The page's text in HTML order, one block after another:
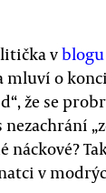
vblogu
o
že se
v